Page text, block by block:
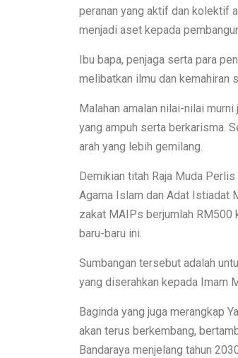
peranan yang aktif dan kolektif
menjadi aset kepada
Ibu bapa, penjaga serta para
melibatkan ilmu dan kemahiran
Malahan amalan nilai-nilai
yang ampuh serta berkarisma.
arah yang lebih gemilang.
Demikian titah Raja Muda
Agama Islam dan Adat Istiadat
zakat MAIPs berjumlah RM500
baru-baru ini.
Sumbangan tersebut adalah
yang diserahkan kepada Imam
Baginda yang juga merangkap
akan terus berkembang,
Bandaraya menjelang tahun